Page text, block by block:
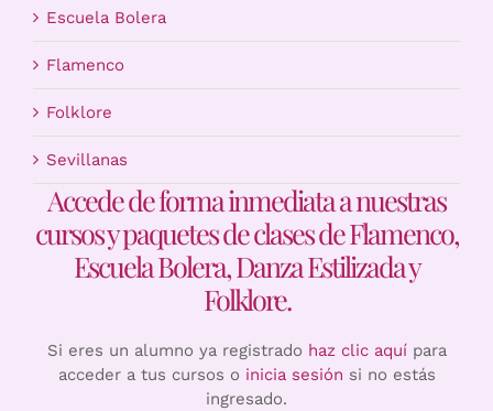
Escuela Bolera
Flamenco
Folklore
Sevillanas
Accede de forma inmediata a nuestras
cursos y paquetes de clases de Flamenco,
Escuela Bolera, Danza Estilizada y
Folklore.
Si eres un alumno ya registrado haz clic aquípara
acceder a tus cursos o inicia sesión si no estás
ingresado.